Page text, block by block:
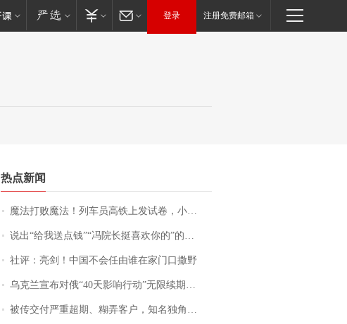
登录 注册免费邮箱
热点新闻
魔法打败魔法！列车员高铁上发试卷，小朋友一秒静音，12306回应：列车员个人行为，不是铁路规定
说出“给我送点钱”“冯院长挺喜欢你的”的执行局局长被停职，被骚扰的当事人还有问题待解决
社评：亮剑！中国不会任由谁在家门口撒野
乌克兰宣布对俄“40天影响行动”无限续期，7月两国对轰数据均创纪录
被传交付严重超期、糊弄客户，知名独角兽车企创始人回应：都没证据，将依法采取措施，“本人长期与美国交管局保持沟通，对方表示肯定”